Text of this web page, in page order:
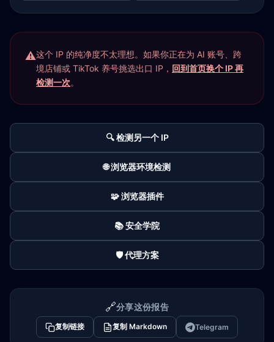
这个 IP 的纯净度不太理想。如果你正在为 AI 账号、跨
境店铺或 TikTok 养号挑选出口 IP， 回到首页换个 IP 再
检测一次。
🔍 检测另一个 IP
🌐 浏览器环境检测
🧩 浏览器插件
📚 安全学院
🛡️ 代理方案
🔗分享这份报告
复制链接 复制 Markdown Telegram